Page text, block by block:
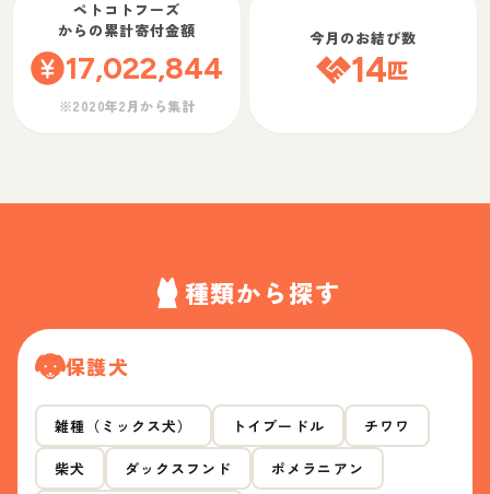
ペトコトフーズ
からの累計寄付金額
17,022,844
※2020年2月から集計
今月のお結び数
14匹
種類から探す
保護犬
雑種（ミックス犬） トイプードル チワワ
柴犬 ダックスフンド ポメラニアン